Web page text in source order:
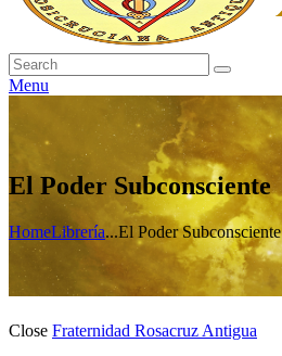
Menu
El Poder Subconsciente
HomeLibrería...El Poder Subconsciente
Close Fraternidad Rosacruz Antigua